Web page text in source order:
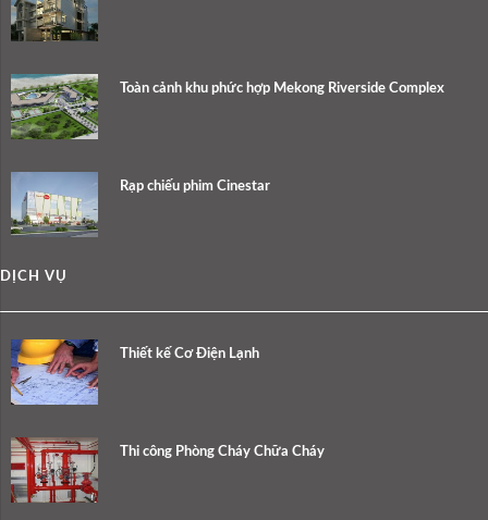
Toàn cảnh khu phức hợp Mekong Riverside Complex
Rạp chiếu phim Cinestar
DỊCH VỤ
Thiết kế Cơ Điện Lạnh
Thi công Phòng Cháy Chữa Cháy